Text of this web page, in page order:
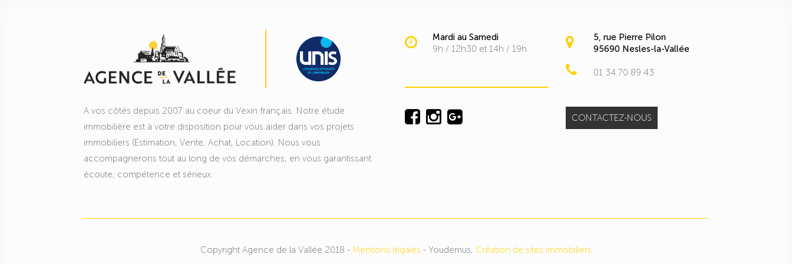
A vos côtés depuis 2007 au coeur du Vexin français. Notre étude
immobilière est à votre disposition pour vous aider dans vos projets
immobiliers (Estimation, Vente, Achat, Location). Nous vous
accompagnerons tout au long de vos démarches, en vous garantissant
écoute, compétence et sérieux.
Mardi au Samedi
9h / 12h30 et 14h / 19h
5, rue Pierre Pilon
95690 Nesles-la-Vallée
01 34 70 89 43
CONTACTEZ-NOUS
Copyright Agence de la Vallée 2018 - Mentions légales - Youdemus, Création de sites immobiliers